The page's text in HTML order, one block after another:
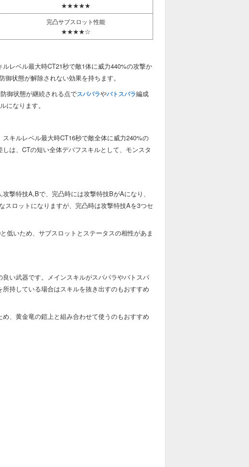
★★★★★
完凸サブスロット性能
★★★★☆
レベル最大時CT21秒で敵1体に威力440%の攻撃か
状態が解除されない効果を持ちます。
御状態が継続される点でスパパラやバトスパラ編成
になります。
キルレベル最大時CT16秒で敵全体に威力240%の
は、CTの短い全体デバフスキルとして、モンスタ
撃特技A,Bで、完凸時には攻撃特技BがAになり、
ロットになりますが、完凸時は攻撃特技Aを3つセ
低いため、サブスロットとステータスの相性があま
い武器です。メインスキルがスパパラやバトスパ
持している場合はスキルを抜き出すのもおすすめ
、黄金竜の鎧上と組み合わせて使うのもおすすめ